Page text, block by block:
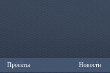
Проекты Новости